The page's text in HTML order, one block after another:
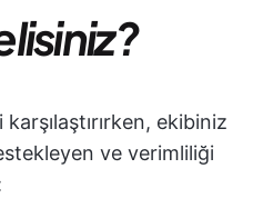
ekibiniz
ve verimliliği